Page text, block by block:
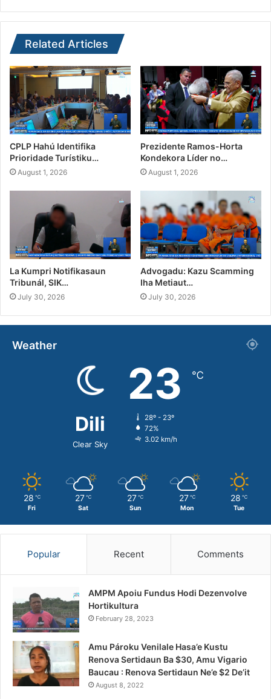
Related Articles
CPLP Hahú Identifika
Prioridade Turístiku…
August 1, 2026
Prezidente Ramos-Horta
Kondekora Líder no…
August 1, 2026
La Kumpri Notifikasaun
Tribunál, SIK…
July 30, 2026
Advogadu: Kazu Scamming
Iha Metiaut…
July 30, 2026
Weather
Dili
Clear Sky
23 ℃
28º - 23º
72%
3.02 km/h
28 ℃
Fri
27 ℃
Sat
27 ℃
Sun
27 ℃
Mon
28 ℃
Tue
Popular Recent Comments
AMPM Apoiu Fundus Hodi Dezenvolve
Hortikultura
February 28, 2023
Amu Pároku Venilale Hasa’e Kustu
Renova Sertidaun Ba $30, Amu Vigario
Baucau : Renova Sertidaun Ne’e $2 De’it
August 8, 2022